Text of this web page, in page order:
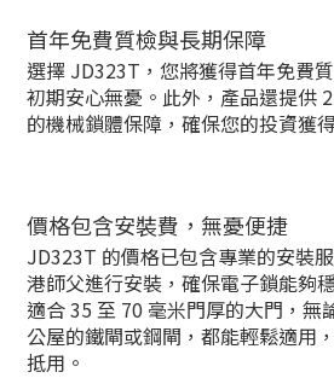
首年免費質檢與長期保障
選擇 JD323T，您將獲得首年免費
初期安心無憂。此外，產品還提供
的機械鎖體保障，確保您的投資獲
價格包含安裝費，無憂便捷
JD323T 的價格已包含專業的安裝
港師父進行安裝，確保電子鎖能夠
適合 35 至 70 毫米門厚的大門，無
公屋的鐵閘或鋼閘，都能輕鬆適用
抵用。